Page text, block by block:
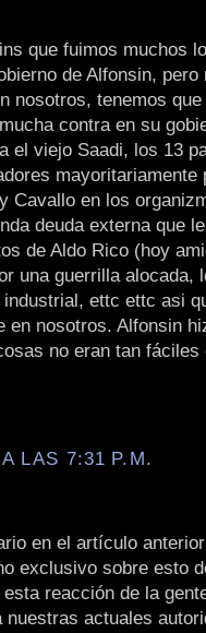
que fuimos muchos
de Alfonsin, pero
nosotros, tenemos
contra en su
el viejo Saadi, los 13
mayoritariamente
Cavallo en los
deuda externa que
de Aldo Rico (hoy
una guerrilla alocada,
ettc ettc asi
en nosotros. Alfonsin
no eran tan
LAS 7:31 P.M.
en el artículo
exclusivo sobre esto
reacción de la
nuestras actuales